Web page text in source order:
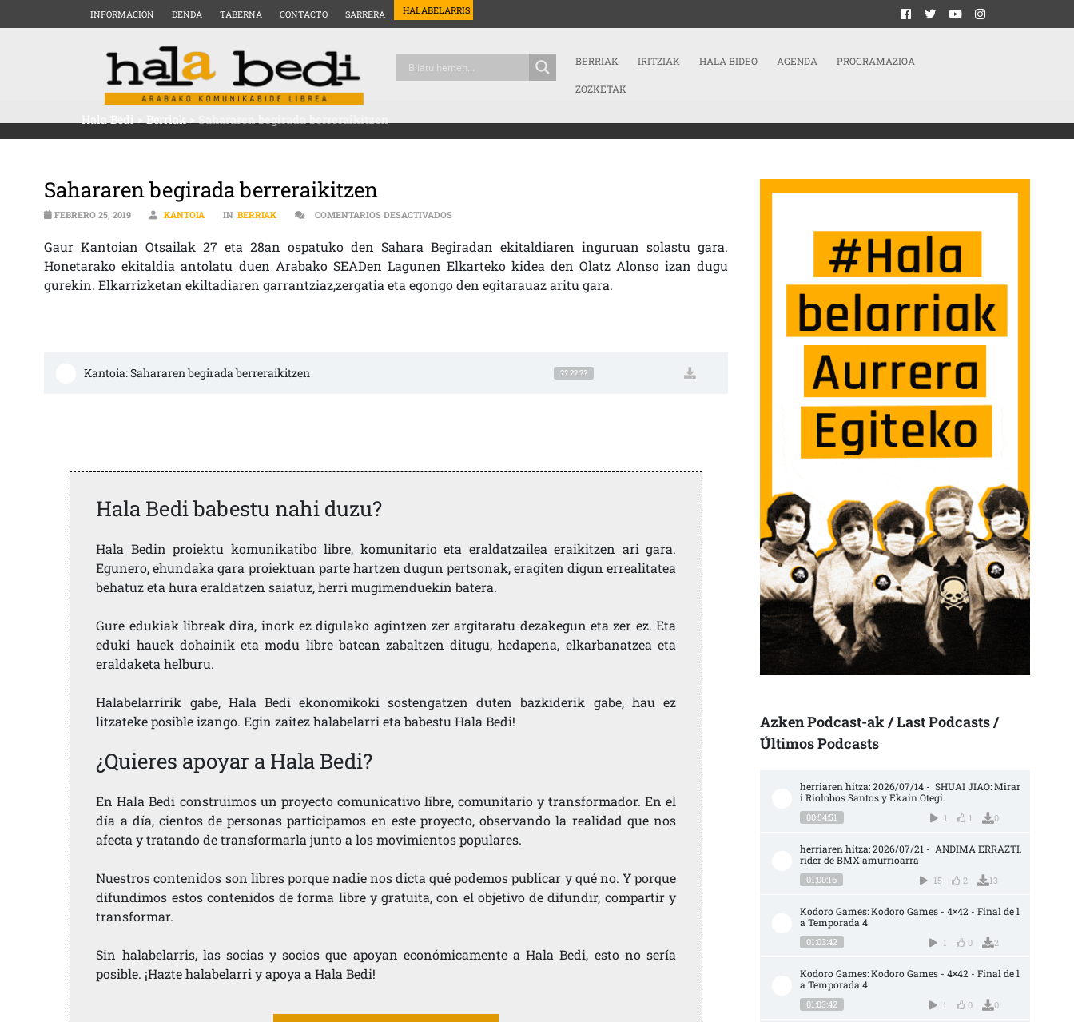
INFORMACIÓN DENDA TABERNA CONTACTO SARRERA HALABELARRIS
BERRIAK IRITZIAK HALA BIDEO AGENDA PROGRAMAZIOA
ZOZKETAK
Hala Bedi>Berriak>Sahararen begirada berreraikitzen
Sahararen begirada berreraikitzen
FEBRERO 25, 2019 KANTOIA IN BERRIAK COMENTARIOS DESACTIVADOSEN SAHARAREN BEGIRADA BERRERAIKITZEN
Gaur Kantoian Otsailak 27 eta 28an ospatuko den Sahara Begiradan ekitaldiaren inguruan solastu gara.
Honetarako ekitaldia antolatu duen Arabako SEADen Lagunen Elkarteko kidea den Olatz Alonso izan dugu
gurekin. Elkarrizketan ekiltadiaren garrantziaz,zergatia eta egongo den egitarauaz aritu gara.
Kantoia: Sahararen begirada berreraikitzen ??:??:??
Hala Bedi babestu nahi duzu?
Hala Bedin proiektu komunikatibo libre, komunitario eta eraldatzailea eraikitzen ari gara.
Egunero, ehundaka gara proiektuan parte hartzen dugun pertsonak, eragiten digun errealitatea
behatuz eta hura eraldatzen saiatuz, herri mugimenduekin batera.
Gure edukiak libreak dira, inork ez digulako agintzen zer argitaratu dezakegun eta zer ez. Eta
eduki hauek dohainik eta modu libre batean zabaltzen ditugu, hedapena, elkarbanatzea eta
eraldaketa helburu.
Halabelarririk gabe, Hala Bedi ekonomikoki sostengatzen duten bazkiderik gabe, hau ez
litzateke posible izango. Egin zaitez halabelarri eta babestu Hala Bedi!
¿Quieres apoyar a Hala Bedi?
En Hala Bedi construimos un proyecto comunicativo libre, comunitario y transformador. En el
día a día, cientos de personas participamos en este proyecto, observando la realidad que nos
afecta y tratando de transformarla junto a los movimientos populares.
Nuestros contenidos son libres porque nadie nos dicta qué podemos publicar y qué no. Y porque
difundimos estos contenidos de forma libre y gratuita, con el objetivo de difundir, compartir y
transformar.
Sin halabelarris, las socias y socios que apoyan económicamente a Hala Bedi, esto no sería
posible. ¡Hazte halabelarri y apoya a Hala Bedi!
Azken Podcast-ak / Last Podcasts /
Últimos Podcasts
herriaren hitza: 2026/07/14 -  SHUAI JIAO: Mirar
i Riolobos Santos y Ekain Otegi.
00:54:51 1 1 0
herriaren hitza: 2026/07/21 -  ANDIMA ERRAZTI,
rider de BMX amurrioarra
01:00:16 15 2 13
Kodoro Games: Kodoro Games - 4×42 - Final de l
a Temporada 4
01:03:42 1 0 2
Kodoro Games: Kodoro Games - 4×42 - Final de l
a Temporada 4
01:03:42 1 0 0